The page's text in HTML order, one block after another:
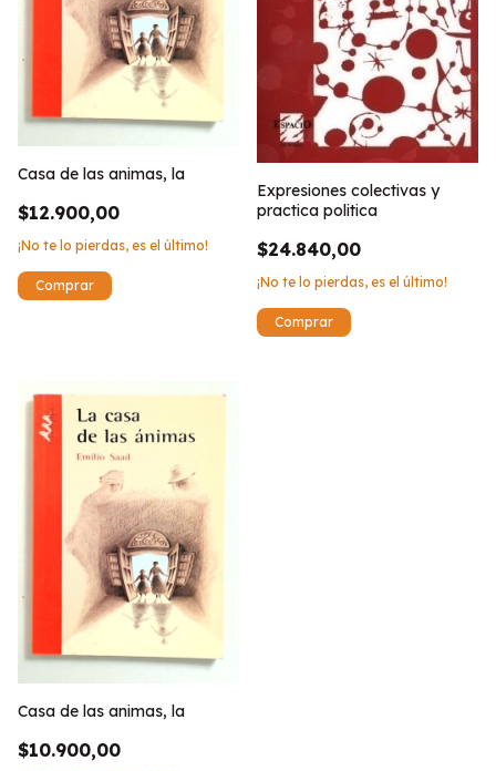
Casa de las animas, la
$12.900,00
¡No te lo pierdas, es el último!
Expresiones colectivas y
practica politica
$24.840,00
¡No te lo pierdas, es el último!
Casa de las animas, la
$10.900,00